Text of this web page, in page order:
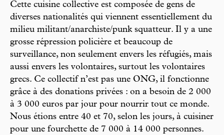
Cette cuisine collective est composée de gens de
diverses nationalités qui viennent essentiellement du
milieu militant/anarchiste/punk squatteur. Il y a une
grosse répression policière et beaucoup de
surveillance, non seulement envers les réfugiés, mais
aussi envers les volontaires, surtout les volontaires
grecs. Ce collectif n’est pas une ONG, il fonctionne
grâce à des donations privées : on a besoin de 2 000
à 3 000 euros par jour pour nourrir tout ce monde.
Nous étions entre 40 et 70, selon les jours, à cuisiner
pour une fourchette de 7 000 à 14 000 personnes.